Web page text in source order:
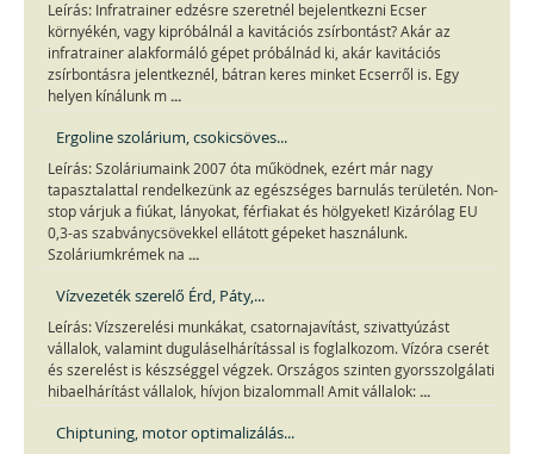
Leírás: Infratrainer edzésre szeretnél bejelentkezni Ecser
környékén, vagy kipróbálnál a kavitációs zsírbontást? Akár az
infratrainer alakformáló gépet próbálnád ki, akár kavitációs
zsírbontásra jelentkeznél, bátran keres minket Ecserről is. Egy
helyen kínálunk m ...
Ergoline szolárium, csokicsöves...
Leírás: Szoláriumaink 2007 óta működnek, ezért már nagy
tapasztalattal rendelkezünk az egészséges barnulás területén. Non-
stop várjuk a fiúkat, lányokat, férfiakat és hölgyeket! Kizárólag EU
0,3-as szabványcsövekkel ellátott gépeket használunk.
Szoláriumkrémek na ...
Vízvezeték szerelő Érd, Páty,...
Leírás: Vízszerelési munkákat, csatornajavítást, szivattyúzást
vállalok, valamint duguláselhárítással is foglalkozom. Vízóra cserét
és szerelést is készséggel végzek. Országos szinten gyorsszolgálati
hibaelhárítást vállalok, hívjon bizalommal! Amit vállalok: ...
Chiptuning, motor optimalizálás...